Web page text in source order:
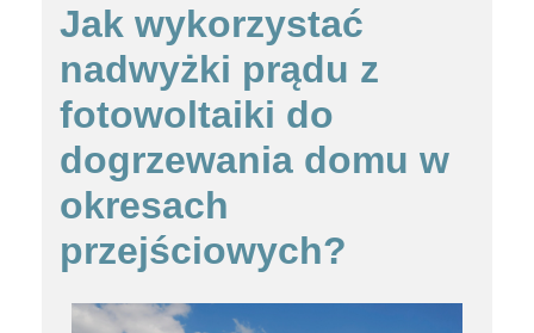
Jak wykorzystać
nadwyżki prądu z
fotowoltaiki do
dogrzewania domu w
okresach
przejściowych?